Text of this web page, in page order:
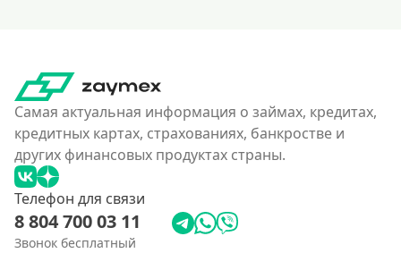
Самая актуальная информация о займах, кредитах,
кредитных картах, страхованиях, банкростве и
других финансовых продуктах страны.
Телефон для связи
8 804 700 03 11
Звонок бесплатный